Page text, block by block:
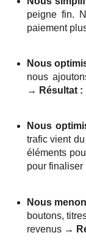
peigne fin.
paiement
Nous
nous
→ Résultat :
Nous
trafic vient
éléments
pour finaliser
Nous
boutons,
revenus →